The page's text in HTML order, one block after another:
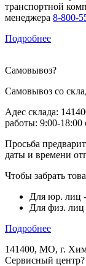
транспортной
менеджера 8-800-
Подробнее
Самовывоз?
Самовывоз со
Адес склада:
работы: 9:00-18:00
Просьба
даты и времени
Чтобы забрать
Для юр. лиц -
Для физ. лиц
Подробнее
141400, МО, г.
Сервисный центр?